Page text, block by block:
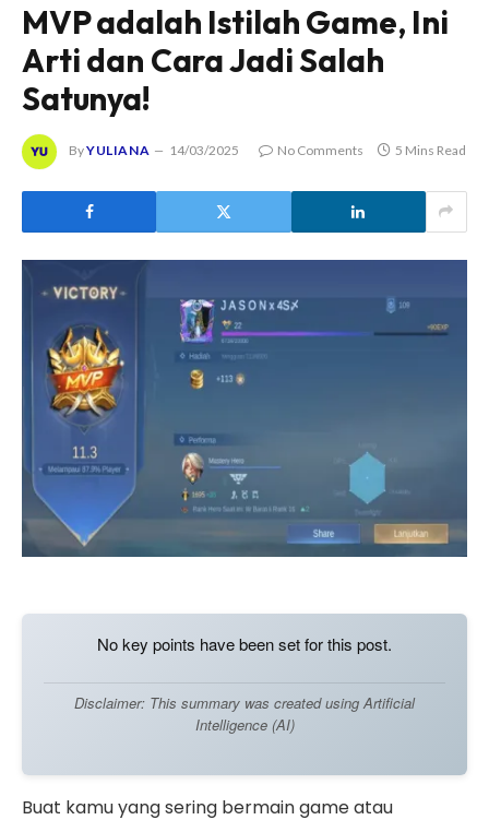
MVP adalah Istilah Game, Ini
Arti dan Cara Jadi Salah
Satunya!
ByYULIANA 14/03/2025 No Comments 5 Mins Read
No key points have been set for this post.
Disclaimer: This summary was created using Artificial
Intelligence (AI)
Buat kamu yang sering bermain game atau